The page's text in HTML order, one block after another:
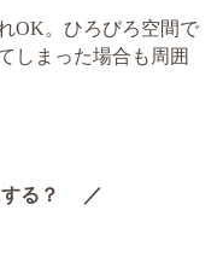
OK。ひろびろ空間で
しまった場合も周囲
する？ ／